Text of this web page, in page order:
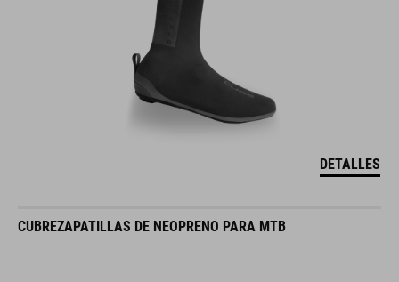
DETALLES
CUBREZAPATILLAS DE NEOPRENO PARA MTB